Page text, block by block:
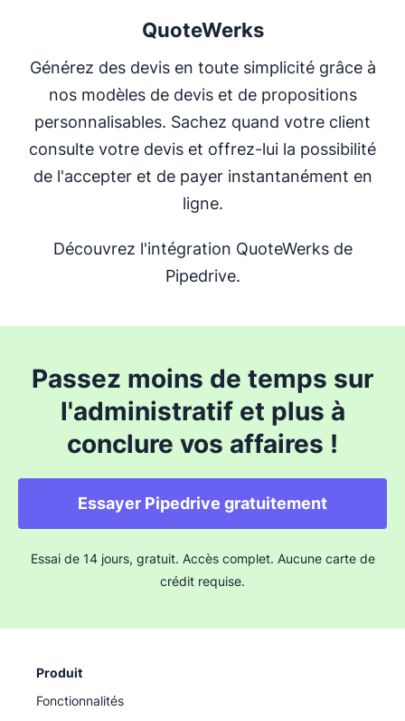
QuoteWerks
Générez des devis en toute simplicité grâce à
nos modèles de devis et de propositions
personnalisables. Sachez quand votre client
consulte votre devis et offrez-lui la possibilité
de l'accepter et de payer instantanément en
ligne.
Découvrez l'intégration QuoteWerks de
Pipedrive.
Passez moins de temps sur
l'administratif et plus à
conclure vos affaires !
Essayer Pipedrive gratuitement
Essai de 14 jours, gratuit. Accès complet. Aucune carte de
crédit requise.
Produit
Fonctionnalités